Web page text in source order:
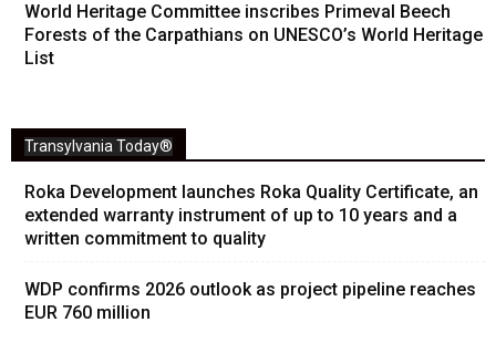
World Heritage Committee inscribes Primeval Beech
Forests of the Carpathians on UNESCO’s World Heritage
List
Transylvania Today®
Roka Development launches Roka Quality Certificate, an
extended warranty instrument of up to 10 years and a
written commitment to quality
WDP confirms 2026 outlook as project pipeline reaches
EUR 760 million